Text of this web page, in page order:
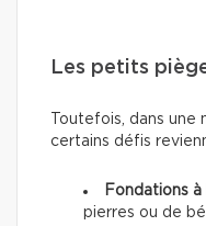
Les petits
Toutefois, dans une
certains défis
Fondations à
pierres ou de